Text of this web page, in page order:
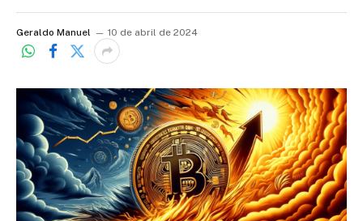
Geraldo Manuel 10 de abril de 2024